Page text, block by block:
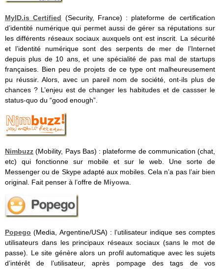
MyID.is Certified (Security, France) : plateforme de certification
d’identité numérique qui permet aussi de gérer sa réputations sur
les différents réseaux sociaux auxquels ont est inscrit. La sécurité
et l’identité numérique sont des serpents de mer de l’Internet
depuis plus de 10 ans, et une spécialité de pas mal de startups
françaises. Bien peu de projets de ce type ont malheureusement
pu réussir. Alors, avec un pareil nom de société, ont-ils plus de
chances ? L’enjeu est de changer les habitudes et de cassser le
status-quo du “good enough”.
Nimbuzz (Mobility, Pays Bas) : plateforme de communication (chat,
etc) qui fonctionne sur mobile et sur le web. Une sorte de
Messenger ou de Skype adapté aux mobiles. Cela n’a pas l’air bien
original. Fait penser à l’offre de Miyowa.
Popego (Media, Argentine/USA) : l’utilisateur indique ses comptes
utilisateurs dans les principaux réseaux sociaux (sans le mot de
passe). Le site génère alors un profil automatique avec les sujets
d’intérêt de l’utilisateur, après pompage des tags de vos